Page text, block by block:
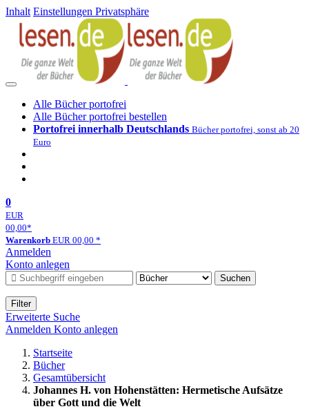
Inhalt Einstellungen Privatsphäre
Alle Bücher portofrei
Alle Bücher portofrei bestellen
Portofrei innerhalb Deutschlands Bücher portofrei, sonst ab 20
Euro
0
EUR
00,00*
Warenkorb EUR 00,00 *
Anmelden
Konto anlegen
Suchen
Filter
Erweiterte Suche
Anmelden Konto anlegen
Startseite
Bücher
Gesamtübersicht
Johannes H. von Hohenstätten: Hermetische Aufsätze
über Gott und die Welt